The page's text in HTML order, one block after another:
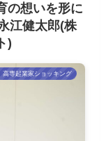
の想いを形に
江健太郎(株
)
高専起業家ショッキング